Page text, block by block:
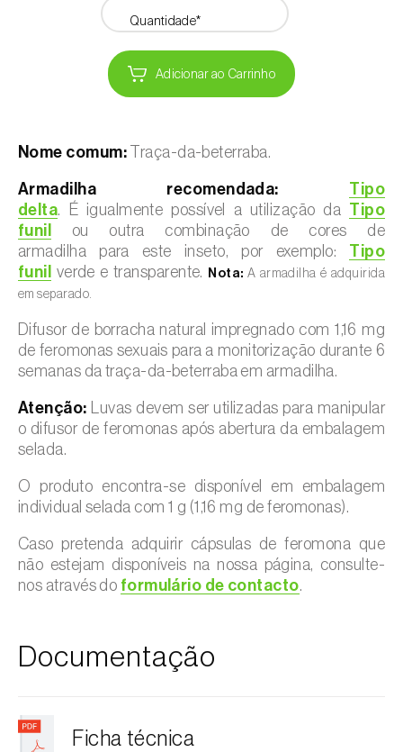
Quantidade*
Adicionar ao Carrinho
Nome comum: Traça-da-beterraba.
Armadilha recomendada:
Tipo
delta. É igualmente possível a utilização da Tipo
funil
ou outra combinação de cores de
armadilha para este inseto, por exemplo: Tipo
funil
verde e transparente. Nota: A armadilha é adquirida
em separado.
Difusor de borracha natural impregnado com 1,16 mg
de feromonas sexuais para a monitorização durante 6
semanas da traça-da-beterraba em armadilha.
Atenção: Luvas devem ser utilizadas para manipular
o difusor de feromonas após abertura da embalagem
selada.
O produto encontra-se disponível em embalagem
individual selada com 1 g (1,16 mg de feromonas).
Caso pretenda adquirir cápsulas de feromona que
não estejam disponíveis na nossa página, consulte-
nos através do formulário de contacto.
Documentação
Ficha técnica